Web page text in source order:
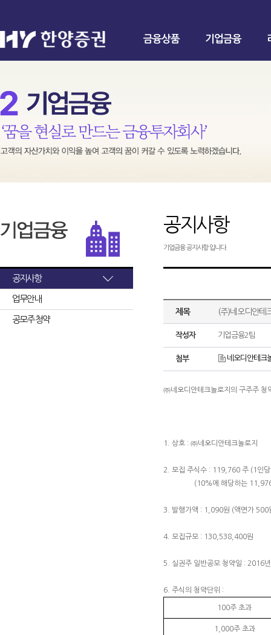
금융상품 기업금융
공지사항
업무안내
공모주 청약
공지사항
기업금융 공지사항 입니다.
제목 (주)네오디안테
작성자 기업금융2팀
첨부 네오디안테크
㈜네오디안테크놀로지의 구주주 청
1. 상호 : ㈜네오디안테크놀로지
2. 모집 주식수 : 119,760 주 (1인
(10%에 해당하는 11,976주는
3. 발행가액 : 1,090원 (액면가 500
4. 모집규모 : 130,538,400원
5. 실권주 일반공모 청약일 : 2016
6. 주식의 청약단위 :
100주 초과
1,000주 초과